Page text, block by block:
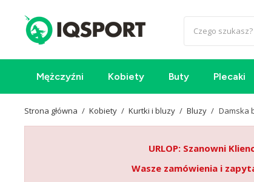
Mężczyźni Kobiety Buty Plecaki
Strona główna Kobiety Kurtki i bluzy Bluzy Damska
URLOP: Szanowni
Wasze zamówienia i